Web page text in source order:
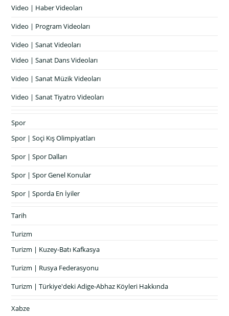
Video | Haber Videoları
Video | Program Videoları
Video | Sanat Videoları
Video | Sanat Dans Videoları
Video | Sanat Müzik Videoları
Video | Sanat Tiyatro Videoları
Spor
Spor | Soçi Kış Olimpiyatları
Spor | Spor Dalları
Spor | Spor Genel Konular
Spor | Sporda En İyiler
Tarih
Turizm
Turizm | Kuzey-Batı Kafkasya
Turizm | Rusya Federasyonu
Turizm | Türkiye'deki Adige-Abhaz Köyleri Hakkında
Xabze